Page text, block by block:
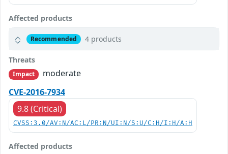
Affected products
Recommended 4 products
Threats
Impact
moderate
CVE-2016-7934
9.8 (Critical)
CVSS:3.0/AV:N/AC:L/PR:N/UI:N/S:U/C:H/I:H/A:H
Affected products